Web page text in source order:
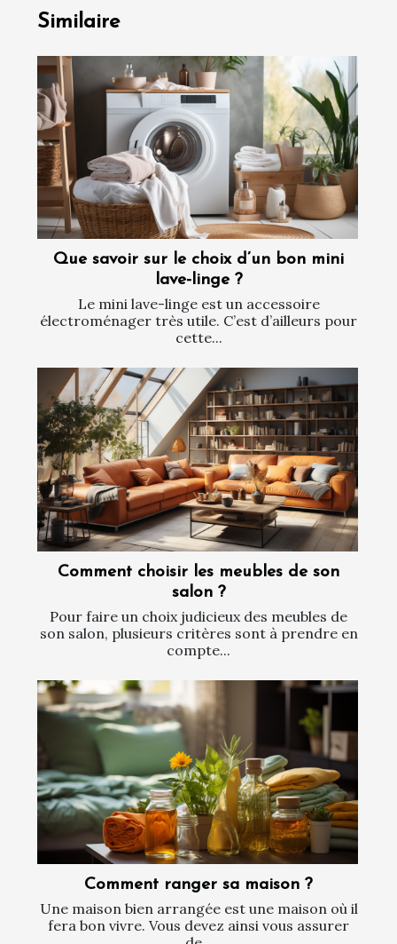
Similaire
Que savoir sur le choix d’un bon mini
lave-linge ?
Le mini lave-linge est un accessoire
électroménager très utile. C’est d’ailleurs pour
cette...
Comment choisir les meubles de son
salon ?
Pour faire un choix judicieux des meubles de
son salon, plusieurs critères sont à prendre en
compte...
Comment ranger sa maison ?
Une maison bien arrangée est une maison où il
fera bon vivre. Vous devez ainsi vous assurer